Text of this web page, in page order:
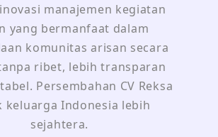
manajemen kegiatan
yang bermanfaat dalam
komunitas arisan secara
ribet, lebih transparan
Persembahan CV Reksa
keluarga Indonesia lebih
sejahtera.